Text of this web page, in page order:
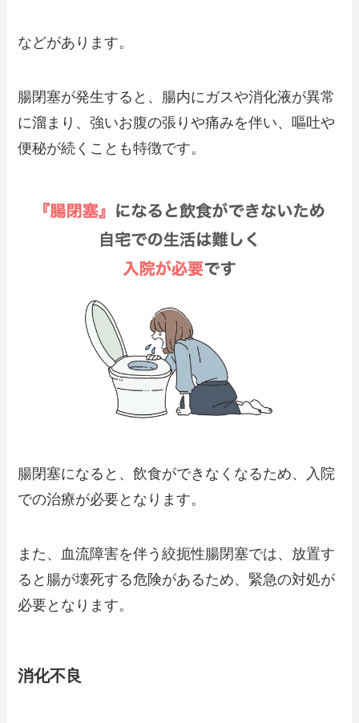
などがあります。
腸閉塞が発生すると、腸内にガスや消化液が異常
に溜まり、強いお腹の張りや痛みを伴い、嘔吐や
便秘が続くことも特徴です。
腸閉塞になると、飲食ができなくなるため、入院
での治療が必要となります。
また、血流障害を伴う絞扼性腸閉塞では、放置す
ると腸が壊死する危険があるため、緊急の対処が
必要となります。
消化不良